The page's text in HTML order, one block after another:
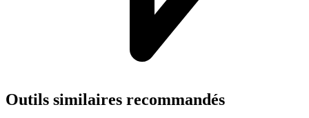
Outils similaires recommandés